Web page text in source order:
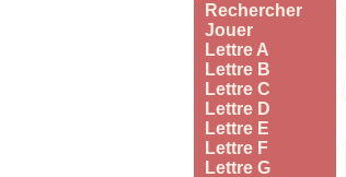
Rechercher
Jouer
Lettre A
Lettre B
Lettre C
Lettre D
Lettre E
Lettre F
Lettre G